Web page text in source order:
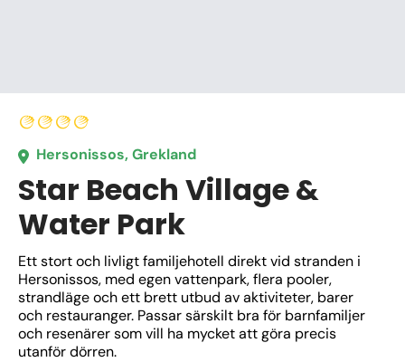
Hersonissos, Grekland
Star Beach Village &
Water Park
Ett stort och livligt familjehotell direkt vid stranden i
Hersonissos, med egen vattenpark, flera pooler,
strandläge och ett brett utbud av aktiviteter, barer
och restauranger. Passar särskilt bra för barnfamiljer
och resenärer som vill ha mycket att göra precis
utanför dörren.